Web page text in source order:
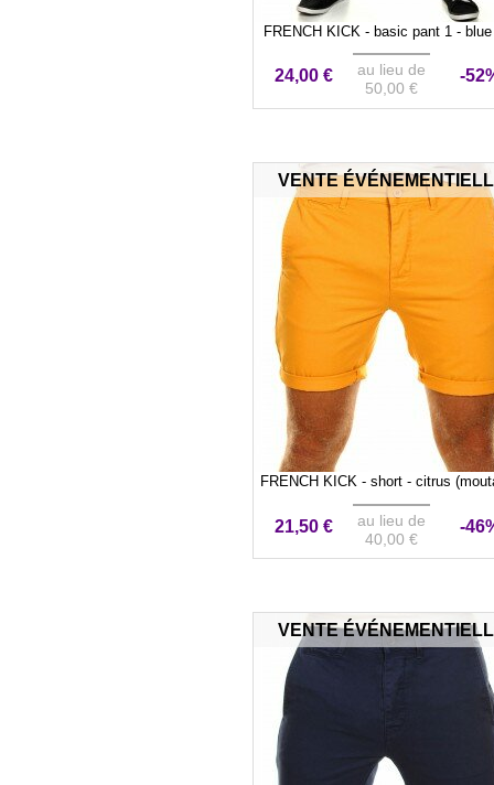
FRENCH KICK - basic pant 1 -
24,00 €
au lieu de
50,00 €
-
VENTE
FRENCH KICK - short - citrus
21,50 €
au lieu de
40,00 €
-
VENTE